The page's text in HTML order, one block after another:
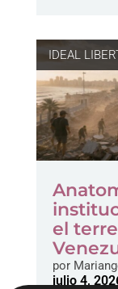
IDEAL
el
por
julio 4,